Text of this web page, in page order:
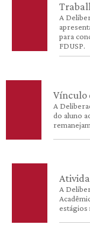
A
para
FDUSP.
Vínculo
A
do aluno
A